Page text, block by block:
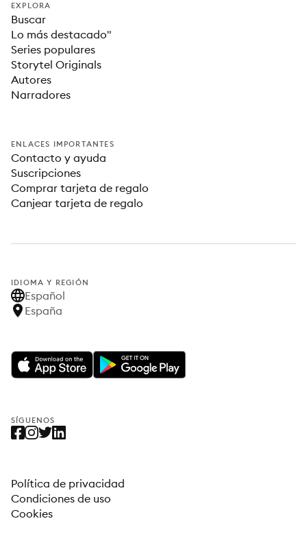
EXPLORA
Buscar
Lo más destacado"
Series populares
Storytel Originals
Autores
Narradores
ENLACES IMPORTANTES
Contacto y ayuda
Suscripciones
Comprar tarjeta de regalo
Canjear tarjeta de regalo
IDIOMA Y REGIÓN
Español
España
SÍGUENOS
Política de privacidad
Condiciones de uso
Cookies